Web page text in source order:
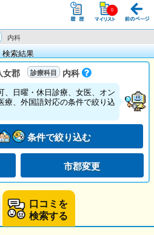
内科
検索結果
女郡 内科
、日曜・休日診療、女医、オン
療、外国語対応の条件で絞り込
条件で絞り込む
市郡変更
口コミを
検索する